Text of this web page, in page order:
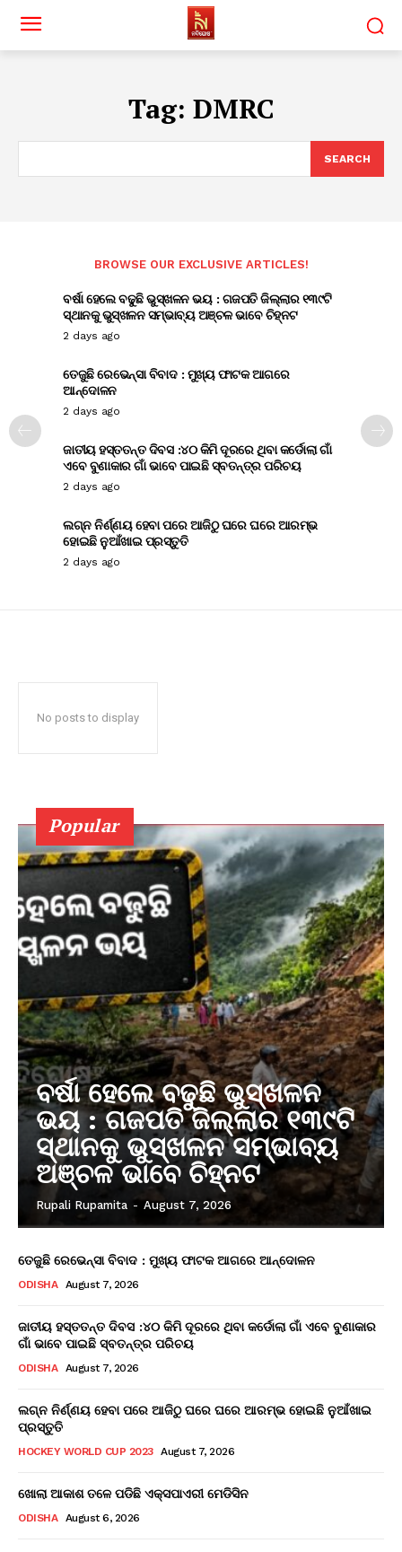
Tag: DMRC
SEARCH
BROWSE OUR EXCLUSIVE ARTICLES!
ବର୍ଷା ହେଲେ ବଢୁଛି ଭୁସ୍ଖଳନ ଭୟ : ଗଜପତି ଜିଲ୍ଲାର ୧୩୯ଟି
ସ୍ଥାନକୁ ଭୁସ୍ଖଳନ ସମ୍ଭାବ୍ୟ ଅଞ୍ଚଳ ଭାବେ ଚିହ୍ନଟ
2 days ago
ତେଜୁଛି ରେଭେନ୍ସା ବିବାଦ : ମୁଖ୍ୟ ଫାଟକ ଆଗରେ
ଆନ୍ଦୋଳନ
2 days ago
ଜାତୀୟ ହସ୍ତତନ୍ତ ଦିବସ :୪୦ କିମି ଦୂରରେ ଥିବା କର୍ଡୋଲା ଗାଁ
ଏବେ ବୁଣାକାର ଗାଁ ଭାବେ ପାଇଛି ସ୍ବତନ୍ତ୍ର ପରିଚୟ
2 days ago
ଲଗ୍ନ ନିର୍ଣ୍ଣୟ ହେବା ପରେ ଆଜିଠୁ ଘରେ ଘରେ ଆରମ୍ଭ
ହୋଇଛି ନୁଆଁଖାଇ ପ୍ରସ୍ତୁତି
2 days ago
No posts to display
Popular
ବର୍ଷା ହେଲେ ବଢୁଛି ଭୁସ୍ଖଳନ
ଭୟ : ଗଜପତି ଜିଲ୍ଲାର ୧୩୯ଟି
ସ୍ଥାନକୁ ଭୁସ୍ଖଳନ ସମ୍ଭାବ୍ୟ
ଅଞ୍ଚଳ ଭାବେ ଚିହ୍ନଟ
Rupali Rupamita - August 7, 2026
ତେଜୁଛି ରେଭେନ୍ସା ବିବାଦ : ମୁଖ୍ୟ ଫାଟକ ଆଗରେ ଆନ୍ଦୋଳନ
ODISHA August 7, 2026
ଜାତୀୟ ହସ୍ତତନ୍ତ ଦିବସ :୪୦ କିମି ଦୂରରେ ଥିବା କର୍ଡୋଲା ଗାଁ ଏବେ ବୁଣାକାର
ଗାଁ ଭାବେ ପାଇଛି ସ୍ବତନ୍ତ୍ର ପରିଚୟ
ODISHA August 7, 2026
ଲଗ୍ନ ନିର୍ଣ୍ଣୟ ହେବା ପରେ ଆଜିଠୁ ଘରେ ଘରେ ଆରମ୍ଭ ହୋଇଛି ନୁଆଁଖାଇ
ପ୍ରସ୍ତୁତି
HOCKEY WORLD CUP 2023 August 7, 2026
ଖୋଲା ଆକାଶ ତଳେ ପଡିଛି ଏକ୍ସପାଏରୀ ମେଡିସିନ
ODISHA August 6, 2026